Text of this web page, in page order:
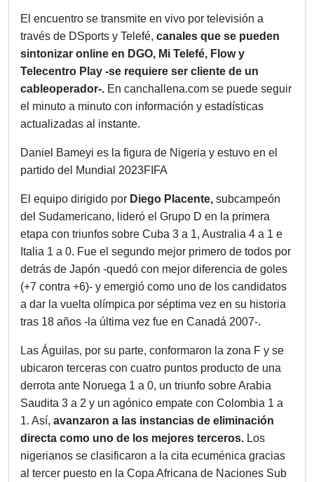
El encuentro se transmite en vivo por televisión a
través de DSports y Telefé, canales que se pueden
sintonizar online en DGO, Mi Telefé, Flow y
Telecentro Play -se requiere ser cliente de un
cableoperador-. En canchallena.com se puede seguir
el minuto a minuto con información y estadísticas
actualizadas al instante.
Daniel Bameyi es la figura de Nigeria y estuvo en el
partido del Mundial 2023FIFA
El equipo dirigido por Diego Placente, subcampeón
del Sudamericano, lideró el Grupo D en la primera
etapa con triunfos sobre Cuba 3 a 1, Australia 4 a 1 e
Italia 1 a 0. Fue el segundo mejor primero de todos por
detrás de Japón -quedó con mejor diferencia de goles
(+7 contra +6)- y emergió como uno de los candidatos
a dar la vuelta olímpica por séptima vez en su historia
tras 18 años -la última vez fue en Canadá 2007-.
Las Águilas, por su parte, conformaron la zona F y se
ubicaron terceras con cuatro puntos producto de una
derrota ante Noruega 1 a 0, un triunfo sobre Arabia
Saudita 3 a 2 y un agónico empate con Colombia 1 a
1. Así, avanzaron a las instancias de eliminación
directa como uno de los mejores terceros. Los
nigerianos se clasificaron a la cita ecuménica gracias
al tercer puesto en la Copa Africana de Naciones Sub